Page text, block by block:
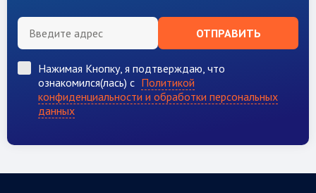
ОТПРАВИТЬ
Нажимая Кнопку, я подтверждаю, что
ознакомился(лась) с Политикой
конфиденциальности и обработки персональных
данных